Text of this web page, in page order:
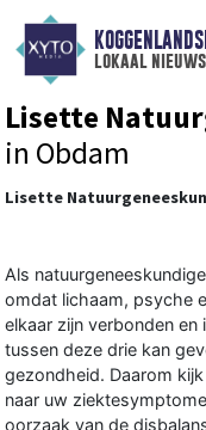
lokaal nieuws
Lisette
in Obdam
Lisette
Als
omdat lichaam, psyche
elkaar zijn verbonden en
tussen deze drie kan
gezondheid. Daarom
naar uw
oorzaak van de